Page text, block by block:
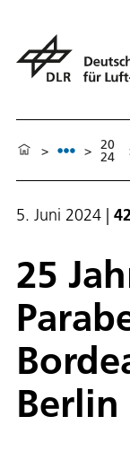
> > 20
24
5. Juni 2024 |
25
Berlin